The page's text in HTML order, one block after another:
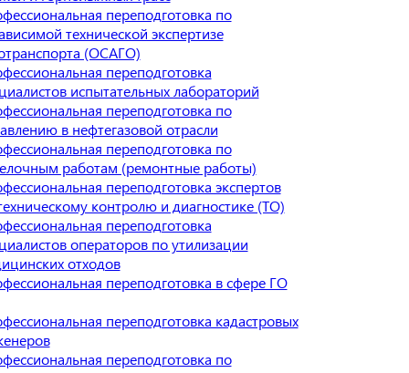
переподготовка по
технической экспертизе
(ОСАГО)
переподготовка
испытательных лабораторий
переподготовка по
в нефтегазовой отрасли
переподготовка по
работам (ремонтные работы)
переподготовка экспертов
контролю и диагностике (ТО)
переподготовка
операторов по утилизации
отходов
переподготовка в сфере ГО
переподготовка кадастровых
переподготовка по